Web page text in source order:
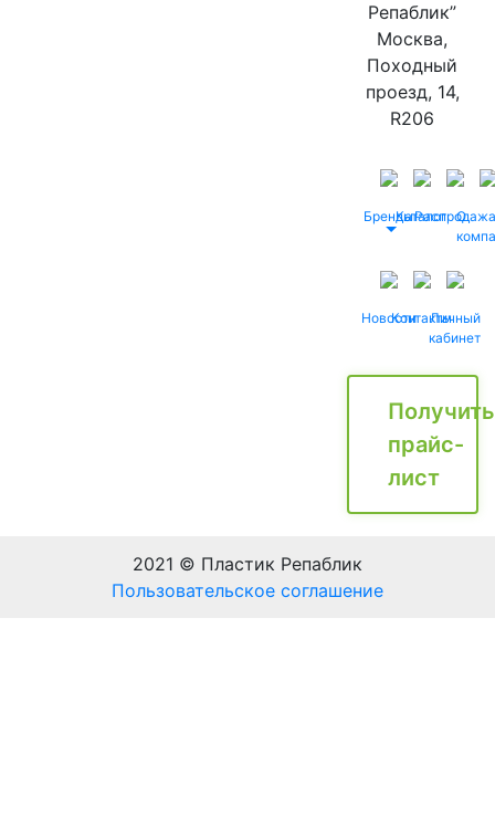
Репаблик”
Москва,
Походный
проезд, 14,
R206
БрендыКаталог
Распродажа
О
НовостиКонтактыЛичный
кабинет
Получить
прайс-
лист
2021 © Пластик Репаблик
Пользовательское соглашение